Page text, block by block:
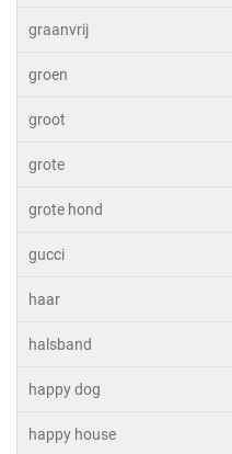
graanvrij
groen
groot
grote
grote hond
gucci
haar
halsband
happy dog
happy house